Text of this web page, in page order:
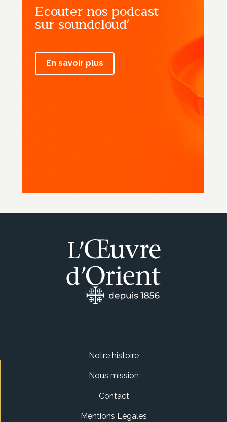
Ecouter nos podcast
sur soundcloud'
En savoir plus
Notre histoire
Nous mission
Contact
Mentions Légales